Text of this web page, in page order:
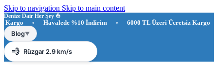
Skip to navigation Skip to main content
Denize Dair Her Şey ⛵️
• Havalede %10 İndirim • 6000 TL Üzeri Ücretsiz Kargo
Blog▼
☀️ Antalya 29°C
💨 Rüzgar 2.9 km/s